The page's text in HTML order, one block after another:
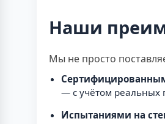
Наши
Мы не просто
Сертифицированным
— с учётом
Испытаниями на